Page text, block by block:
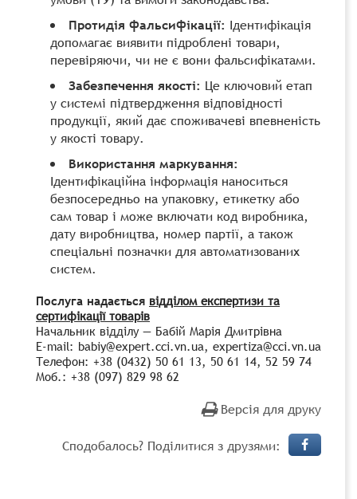
Протидія фальсифікації: Ідентифікація
допомагає виявити підроблені товари,
перевіряючи, чи не є вони фальсифікатами.
Забезпечення якості: Це ключовий етап
у системі підтвердження відповідності
продукції, який дає споживачеві впевненість
у якості товару.
Використання маркування:
Ідентифікаційна інформація наноситься
безпосередньо на упаковку, етикетку або
сам товар і може включати код виробника,
дату виробництва, номер партії, а також
спеціальні позначки для автоматизованих
систем.
Послуга надається відділом експертизи та
сертифікації товарів
Начальник відділу — Бабій Марія Дмитрівна
E-mail: babiy@expert.cci.vn.ua, expertiza@cci.vn.ua
Телефон: +38 (0432) 50 61 13, 50 61 14, 52 59 74
Моб.: +38 (097) 829 98 62
Версія для друку
Сподобалось? Поділитися з друзями: